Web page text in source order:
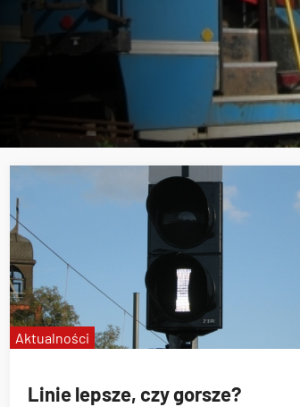
Linie lepsze, czy gorsze?
Aktualności